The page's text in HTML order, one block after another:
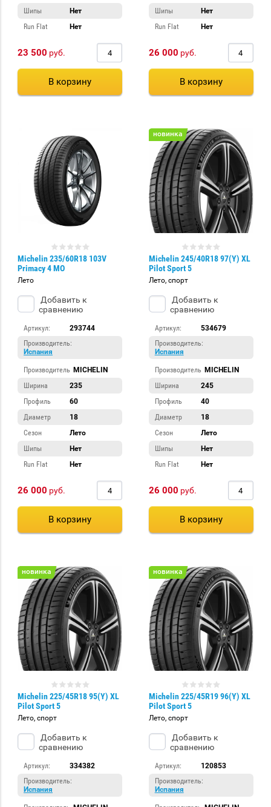
Шипы
Нет
Run Flat
Нет
23 500 руб.
В корзину
Шипы
Нет
Run Flat
Нет
26 000 руб.
В корзину
Michelin 235/60R18 103V
Primacy 4 MO
Лето
Добавить к
сравнению
Артикул:
293744
Производитель:
Испания
Производитель MICHELIN
Ширина
235
Профиль
60
Диаметр
18
Сезон
Лето
Шипы
Нет
Run Flat
Нет
26 000 руб.
В корзину
новинка
Michelin 245/40R18 97(Y) XL
Pilot Sport 5
Лето, спорт
Добавить к
сравнению
Артикул:
534679
Производитель:
Испания
Производитель MICHELIN
Ширина
245
Профиль
40
Диаметр
18
Сезон
Лето
Шипы
Нет
Run Flat
Нет
26 000 руб.
В корзину
новинка
Michelin 225/45R18 95(Y) XL
Pilot Sport 5
Лето, спорт
Добавить к
сравнению
Артикул:
334382
Производитель:
Испания
новинка
Michelin 225/45R19 96(Y) XL
Pilot Sport 5
Лето, спорт
Добавить к
сравнению
Артикул:
120853
Производитель:
Испания